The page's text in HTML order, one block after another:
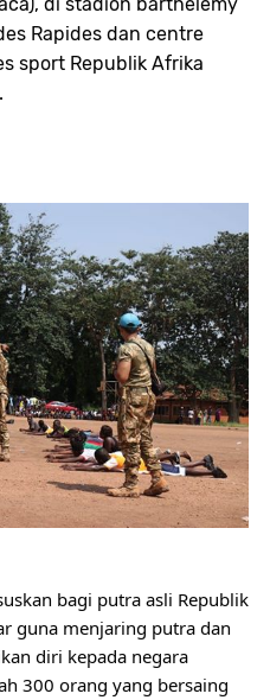
Rapides dan centre
sport Republik Afrika
bagi putra asli Republik
guna menjaring putra dan
diri kepada negara
300 orang yang bersaing